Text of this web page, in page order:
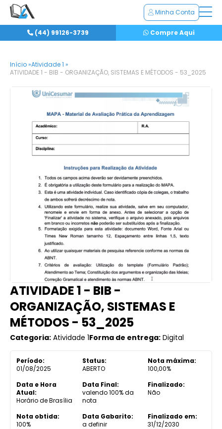
Minha Conta
(44) 99126-3739 Compre Aqui
Início »Atividade 1 »
ATIVIDADE 1 - BIB - ORGANIZAÇÃO, SISTEMAS E MÉTODOS - 53_2025​​
ATIVIDADE 1 - BIB -
ORGANIZAÇÃO, SISTEMAS E
MÉTODOS - 53_2025​​
Categoria: Atividade 1Forma de entrega: Digital
Período:
01/08/2025
Status:
ABERTO
Nota máxima:
100,00%
Data e Hora
Atual:
Horário de Brasília
Data Final:
valendo 100% da
nota
Finalizado:
Não
Nota obtida:
100%
Data Gabarito:
a definir
Finalizado em:
31/12/2030